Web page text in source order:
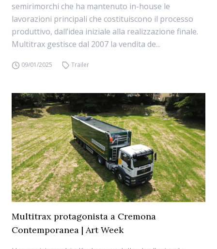
semirimorchi che ha mantenuto in-house le
lavorazioni principali che costituiscono il processo
produttivo, dall’idea iniziale alla realizzazione finale.
Multitrax gestisce dal 2007 la vendita de...
09/01/2025 Trailer
Multitrax protagonista a Cremona
Contemporanea | Art Week